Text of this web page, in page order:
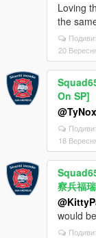
Loving
the
20
On SP]
18
察兵福
would